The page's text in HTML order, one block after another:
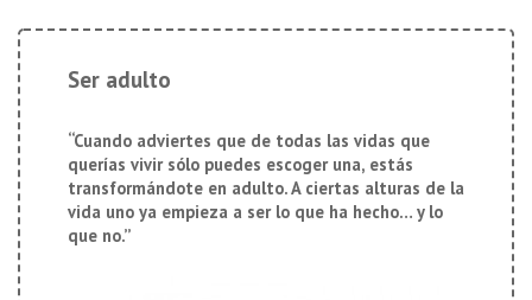
Ser adulto
“Cuando adviertes que de todas las vidas que
querías vivir sólo puedes escoger una, estás
transformándote en adulto. A ciertas alturas de la
vida uno ya empieza a ser lo que ha hecho… y lo
que no.”